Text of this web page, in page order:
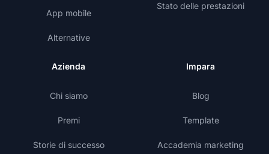
App mobile
Alternative
Stato delle prestazioni
Azienda
Chi siamo
Premi
Storie di successo
Impara
Blog
Template
Accademia marketing